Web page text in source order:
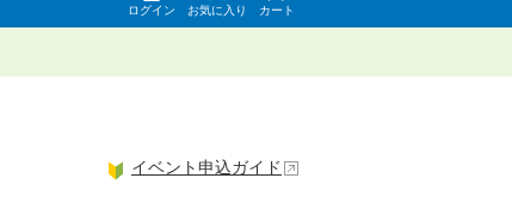
ログイン お気に入り カート
イベント申込ガイド